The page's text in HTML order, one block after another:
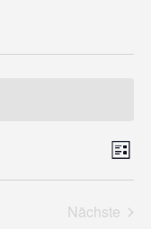
Liste
Nächste